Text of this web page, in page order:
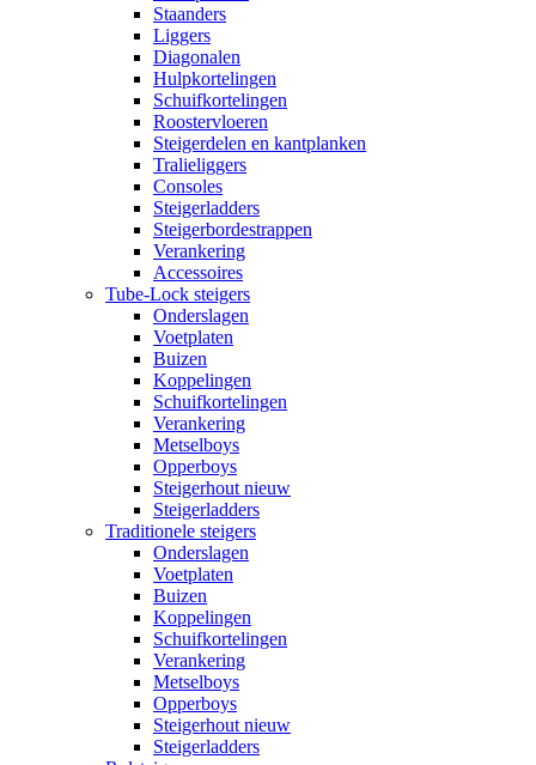
Staanders
Liggers
Diagonalen
Hulpkortelingen
Schuifkortelingen
Roostervloeren
Steigerdelen en kantplanken
Tralieliggers
Consoles
Steigerladders
Steigerbordestrappen
Verankering
Accessoires
Tube-Lock steigers
Onderslagen
Voetplaten
Buizen
Koppelingen
Schuifkortelingen
Verankering
Metselboys
Opperboys
Steigerhout nieuw
Steigerladders
Traditionele steigers
Onderslagen
Voetplaten
Buizen
Koppelingen
Schuifkortelingen
Verankering
Metselboys
Opperboys
Steigerhout nieuw
Steigerladders